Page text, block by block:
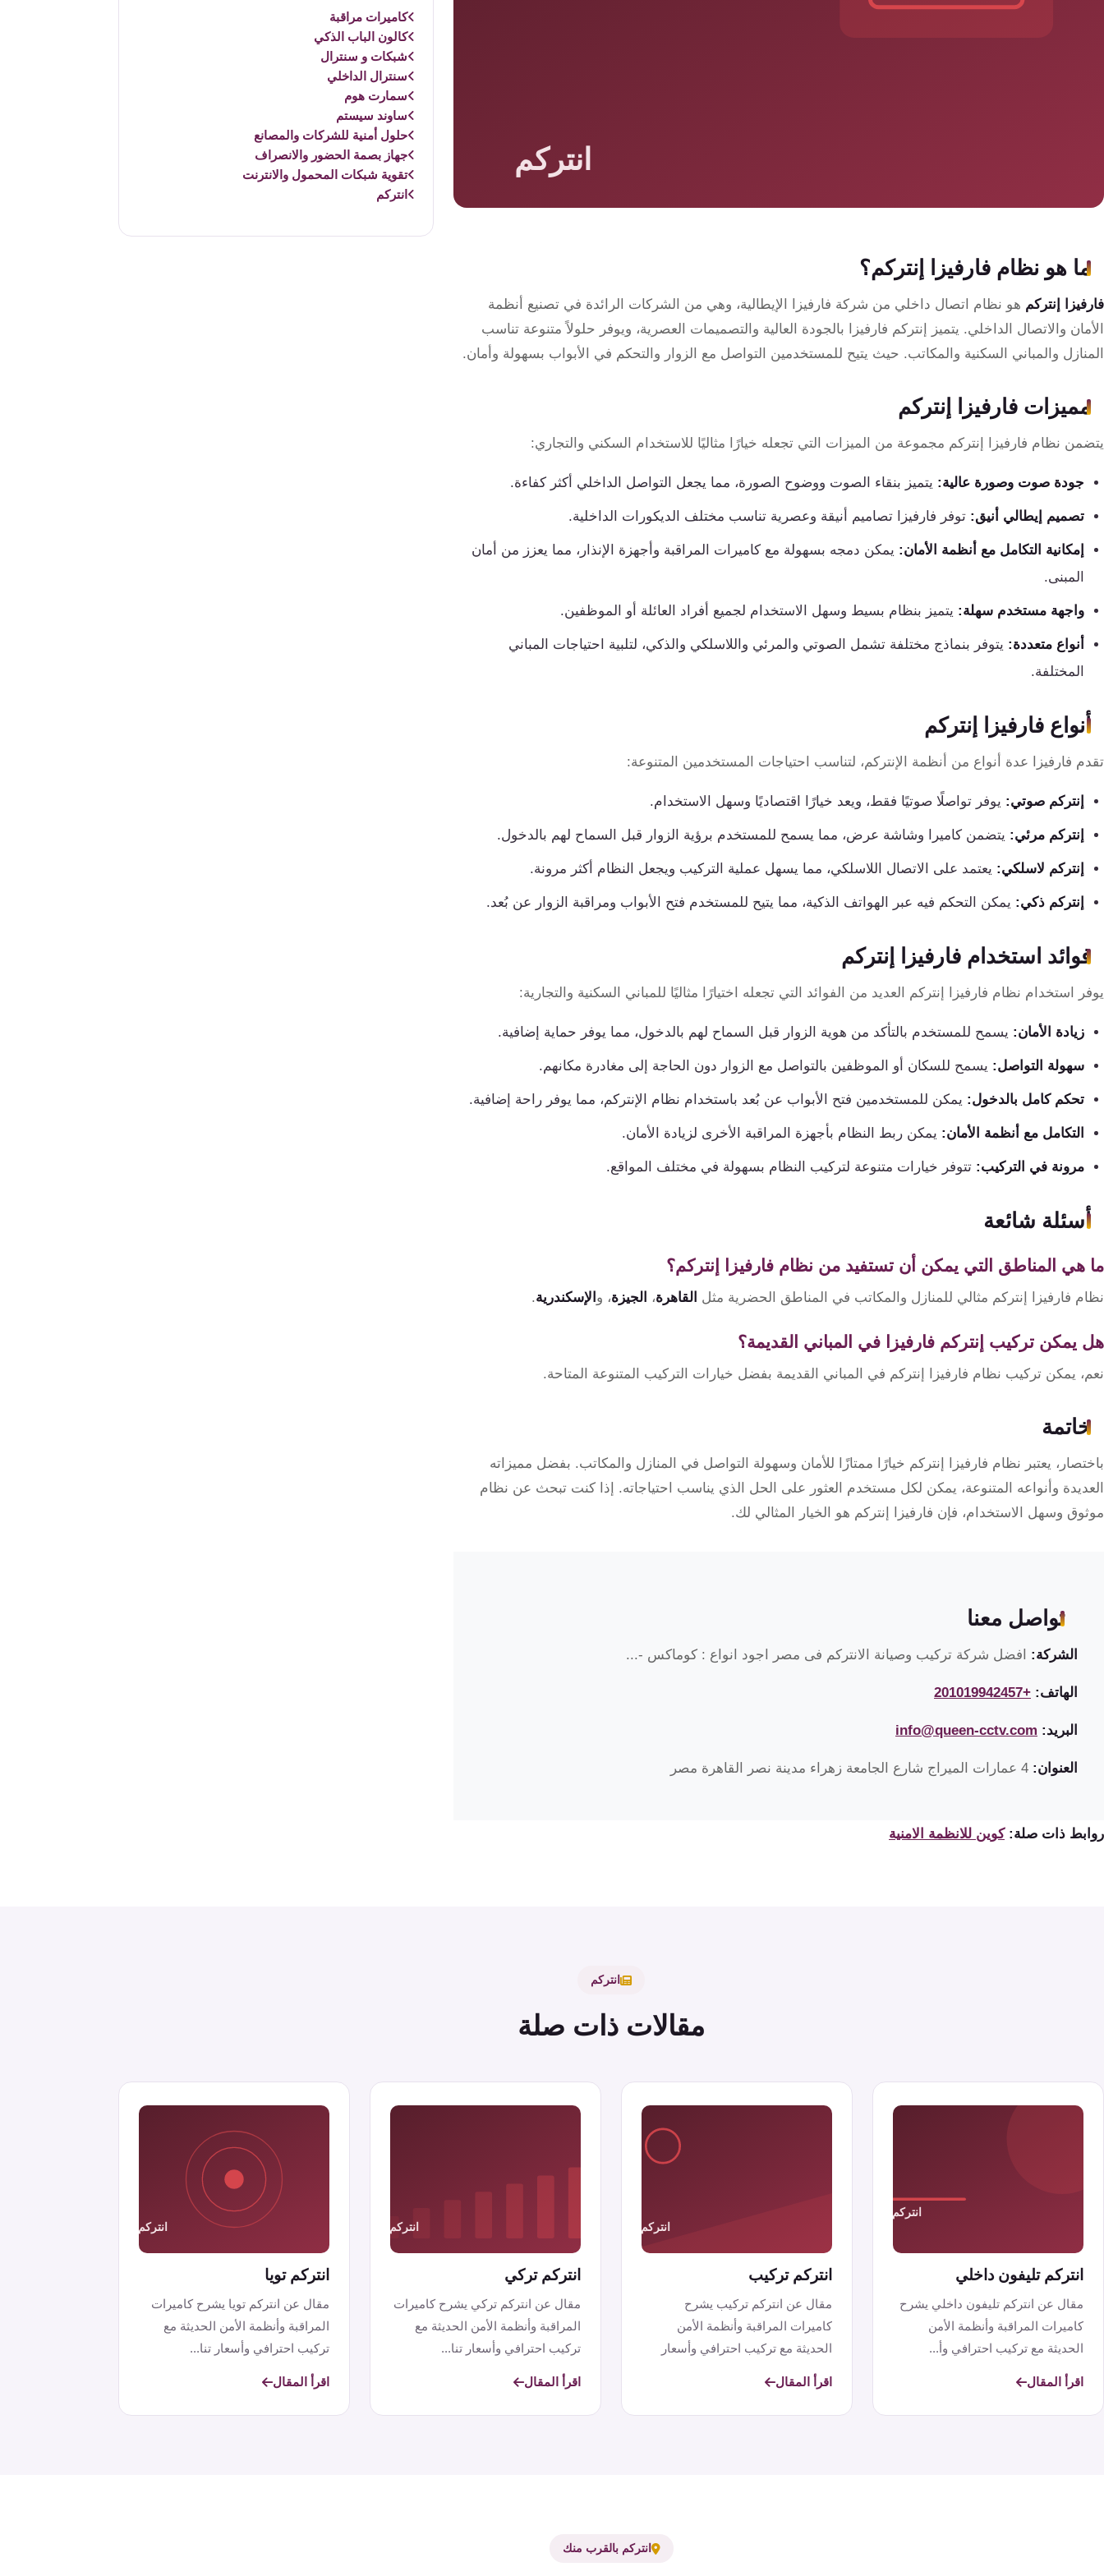
ما هو نظام فارفيزا إنتركم؟
فارفيزا إنتركم هو نظام اتصال داخلي من شركة فارفيزا الإيطالية، وهي من الشركات الرائدة في تصنيع أنظمة
الأمان والاتصال الداخلي. يتميز إنتركم فارفيزا بالجودة العالية والتصميمات العصرية، ويوفر حلولاً متنوعة تناسب
المنازل والمباني السكنية والمكاتب. حيث يتيح للمستخدمين التواصل مع الزوار والتحكم في الأبواب بسهولة وأمان.
مميزات فارفيزا إنتركم
يتضمن نظام فارفيزا إنتركم مجموعة من الميزات التي تجعله خيارًا مثاليًا للاستخدام السكني والتجاري:
جودة صوت وصورة عالية: يتميز بنقاء الصوت ووضوح الصورة، مما يجعل التواصل الداخلي أكثر كفاءة.
تصميم إيطالي أنيق: توفر فارفيزا تصاميم أنيقة وعصرية تناسب مختلف الديكورات الداخلية.
إمكانية التكامل مع أنظمة الأمان: يمكن دمجه بسهولة مع كاميرات المراقبة وأجهزة الإنذار، مما يعزز من أمان
المبنى.
واجهة مستخدم سهلة: يتميز بنظام بسيط وسهل الاستخدام لجميع أفراد العائلة أو الموظفين.
أنواع متعددة: يتوفر بنماذج مختلفة تشمل الصوتي والمرئي واللاسلكي والذكي، لتلبية احتياجات المباني
المختلفة.
أنواع فارفيزا إنتركم
تقدم فارفيزا عدة أنواع من أنظمة الإنتركم، لتناسب احتياجات المستخدمين المتنوعة:
إنتركم صوتي: يوفر تواصلًا صوتيًا فقط، ويعد خيارًا اقتصاديًا وسهل الاستخدام.
إنتركم مرئي: يتضمن كاميرا وشاشة عرض، مما يسمح للمستخدم برؤية الزوار قبل السماح لهم بالدخول.
إنتركم لاسلكي: يعتمد على الاتصال اللاسلكي، مما يسهل عملية التركيب ويجعل النظام أكثر مرونة.
إنتركم ذكي: يمكن التحكم فيه عبر الهواتف الذكية، مما يتيح للمستخدم فتح الأبواب ومراقبة الزوار عن بُعد.
فوائد استخدام فارفيزا إنتركم
يوفر استخدام نظام فارفيزا إنتركم العديد من الفوائد التي تجعله اختيارًا مثاليًا للمباني السكنية والتجارية:
زيادة الأمان: يسمح للمستخدم بالتأكد من هوية الزوار قبل السماح لهم بالدخول، مما يوفر حماية إضافية.
سهولة التواصل: يسمح للسكان أو الموظفين بالتواصل مع الزوار دون الحاجة إلى مغادرة مكانهم.
تحكم كامل بالدخول: يمكن للمستخدمين فتح الأبواب عن بُعد باستخدام نظام الإنتركم، مما يوفر راحة إضافية.
التكامل مع أنظمة الأمان: يمكن ربط النظام بأجهزة المراقبة الأخرى لزيادة الأمان.
مرونة في التركيب: تتوفر خيارات متنوعة لتركيب النظام بسهولة في مختلف المواقع.
أسئلة شائعة
ما هي المناطق التي يمكن أن تستفيد من نظام فارفيزا إنتركم؟
نظام فارفيزا إنتركم مثالي للمنازل والمكاتب في المناطق الحضرية مثل القاهرة، الجيزة، و الإسكندرية.
هل يمكن تركيب إنتركم فارفيزا في المباني القديمة؟
نعم، يمكن تركيب نظام فارفيزا إنتركم في المباني القديمة بفضل خيارات التركيب المتنوعة المتاحة.
خاتمة
باختصار، يعتبر نظام فارفيزا إنتركم خيارًا ممتازًا للأمان وسهولة التواصل في المنازل والمكاتب. بفضل مميزاته
العديدة وأنواعه المتنوعة، يمكن لكل مستخدم العثور على الحل الذي يناسب احتياجاته. إذا كنت تبحث عن نظام
موثوق وسهل الاستخدام، فإن فارفيزا إنتركم هو الخيار المثالي لك.
تواصل معنا
الشركة: افضل شركة تركيب وصيانة الانتركم فى مصر اجود انواع : كوماكس -...
الهاتف: +201019942457
البريد: info@queen-cctv.com
العنوان:
روابط ذات صلة: كوين للانظمة الامنية
كاميرات مراقبة
كالون الباب الذكي
شبكات و سنترال
سنترال الداخلي
سمارت هوم
ساوند سيستم
حلول أمنية للشركات والمصانع
جهاز بصمة الحضور والانصراف
تقوية شبكات المحمول والانترنت
انتركم
انتركم
مقالات ذات صلة
انتركم تليفون داخلي
مقال عن انتركم تليفون داخلي يشرح
كاميرات المراقبة وأنظمة الأمن
الحديثة مع تركيب احترافي وأ...
اقرأ المقال
انتركم تركيب
مقال عن انتركم تركيب يشرح
كاميرات المراقبة وأنظمة الأمن
الحديثة مع تركيب احترافي وأسعار
تن...
اقرأ المقال
انتركم تركي
مقال عن انتركم تركي يشرح كاميرات
المراقبة وأنظمة الأمن الحديثة مع
تركيب احترافي وأسعار تنا...
اقرأ المقال
انتركم تويا
مقال عن انتركم تويا يشرح كاميرات
المراقبة وأنظمة الأمن الحديثة مع
تركيب احترافي وأسعار تنا...
اقرأ المقال
انتركم بالقرب منك
والمصانع
جهاز
الحضور
والانصراف
شبكات
المحمول
والانترنت
انتركم
أنظمة
إنذار
السرقة
أنظمة
الحريق
أكسيس